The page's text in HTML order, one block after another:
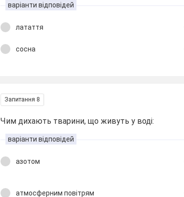
варіанти відповідей
латаття
сосна
Запитання 8
Чим дихають тварини, що живуть у воді:
варіанти відповідей
азотом
атмосферним повітрям